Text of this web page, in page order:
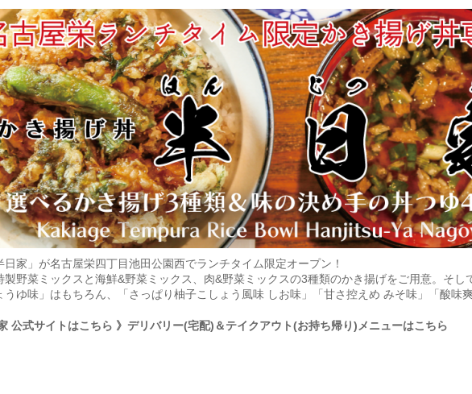
家」が名古屋栄四丁目池田公園西でランチタイム限定オープン！
野菜ミックスと海鮮&野菜ミックス、肉&野菜ミックスの3種類のかき揚げをご用意。そし
うゆ味」はもちろん、「さっぱり柚子こしょう風味 しお味」「甘さ控えめ みそ味」「酸味
公式サイトはこちら 》デリバリー(宅配)＆テイクアウト(お持ち帰り)メニューはこちら